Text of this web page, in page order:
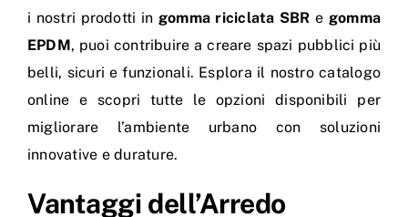
i nostri prodotti in gomma riciclata SBR e gomma
EPDM, puoi contribuire a creare spazi pubblici più
belli, sicuri e funzionali. Esplora il nostro catalogo
online e scopri tutte le opzioni disponibili per
migliorare l’ambiente urbano con soluzioni
innovative e durature.
Vantaggi dell’Arredo